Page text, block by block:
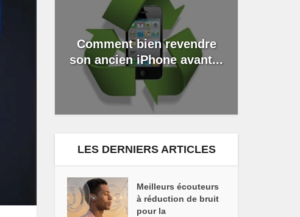
Comment bien revendre
son ancien iPhone avant...
LES DERNIERS ARTICLES
Meilleurs écouteurs
à réduction de bruit
pour la